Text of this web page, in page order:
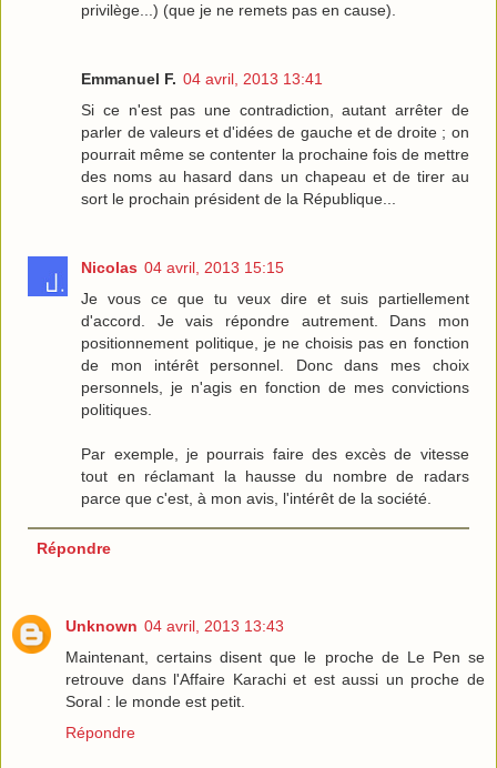
privilège...) (que je ne remets pas en cause).
Emmanuel F. 04 avril, 2013 13:41
Si ce n'est pas une contradiction, autant arrêter de
parler de valeurs et d'idées de gauche et de droite ; on
pourrait même se contenter la prochaine fois de mettre
des noms au hasard dans un chapeau et de tirer au
sort le prochain président de la République...
Nicolas 04 avril, 2013 15:15
Je vous ce que tu veux dire et suis partiellement
d'accord. Je vais répondre autrement. Dans mon
positionnement politique, je ne choisis pas en fonction
de mon intérêt personnel. Donc dans mes choix
personnels, je n'agis en fonction de mes convictions
politiques.
Par exemple, je pourrais faire des excès de vitesse
tout en réclamant la hausse du nombre de radars
parce que c'est, à mon avis, l'intérêt de la société.
Répondre
Unknown 04 avril, 2013 13:43
Maintenant, certains disent que le proche de Le Pen se
retrouve dans l'Affaire Karachi et est aussi un proche de
Soral : le monde est petit.
Répondre